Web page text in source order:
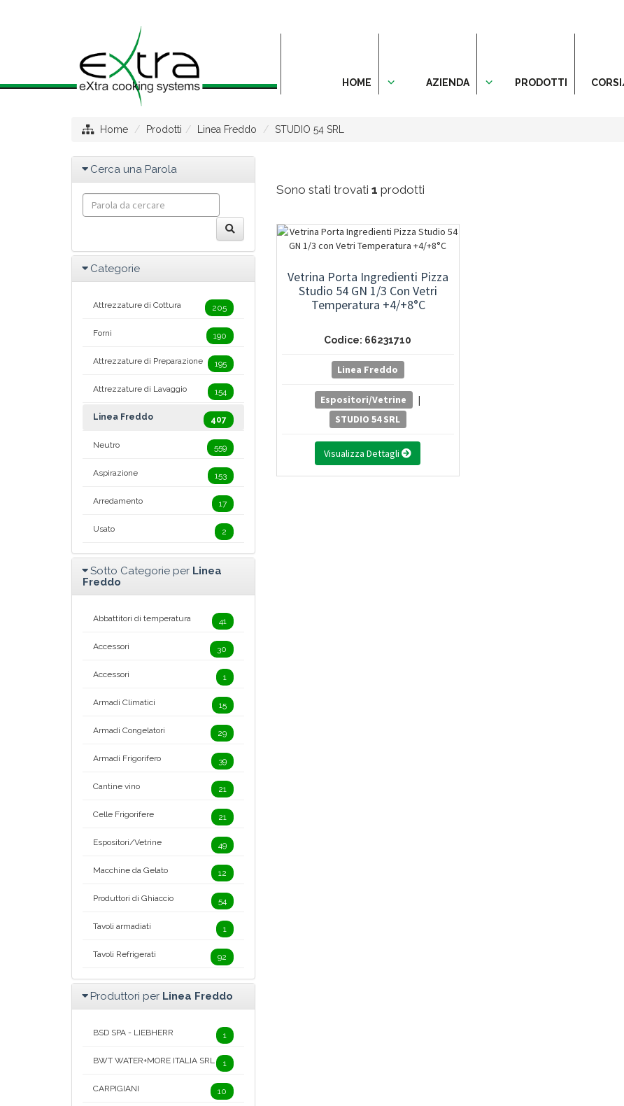
HOME AZIENDA PRODOTTI
Home Prodotti Linea Freddo STUDIO 54 SRL
Sono stati trovati 1 prodotti
Vetrina Porta Ingredienti Pizza
Studio 54 GN 1/3 Con Vetri
Temperatura +4/+8°C
Codice: 66231710
Linea Freddo
Espositori/Vetrine
|
STUDIO 54 SRL
Visualizza Dettagli
Cerca una Parola
Categorie
Attrezzature di Cottura 205
Forni 190
Attrezzature di Preparazione 195
Attrezzature di Lavaggio 154
Linea Freddo 407
Neutro 559
Aspirazione 153
Arredamento 17
Usato 2
Sotto Categorie per Linea
Freddo
Abbattitori di temperatura 41
Accessori 30
Accessori 1
Armadi Climatici 15
Armadi Congelatori 29
Armadi Frigorifero 39
Cantine vino 21
Celle Frigorifere 21
Espositori/Vetrine 49
Macchine da Gelato 12
Produttori di Ghiaccio 54
Tavoli armadiati 1
Tavoli Refrigerati 92
Produttori per Linea Freddo
BSD SPA - LIEBHERR 1
BWT WATER+MORE ITALIA SRL 1
CARPIGIANI 10